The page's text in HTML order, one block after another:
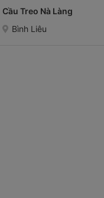
Cầu Treo Nà Làng
Bình Liêu